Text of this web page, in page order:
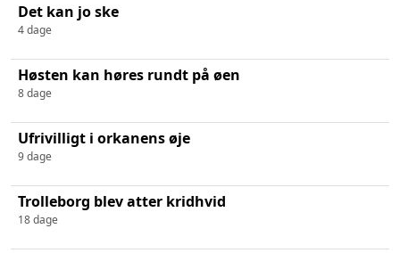
Det kan jo ske
4 dage
Høsten kan høres rundt på øen
8 dage
Ufrivilligt i orkanens øje
9 dage
Trolleborg blev atter kridhvid
18 dage